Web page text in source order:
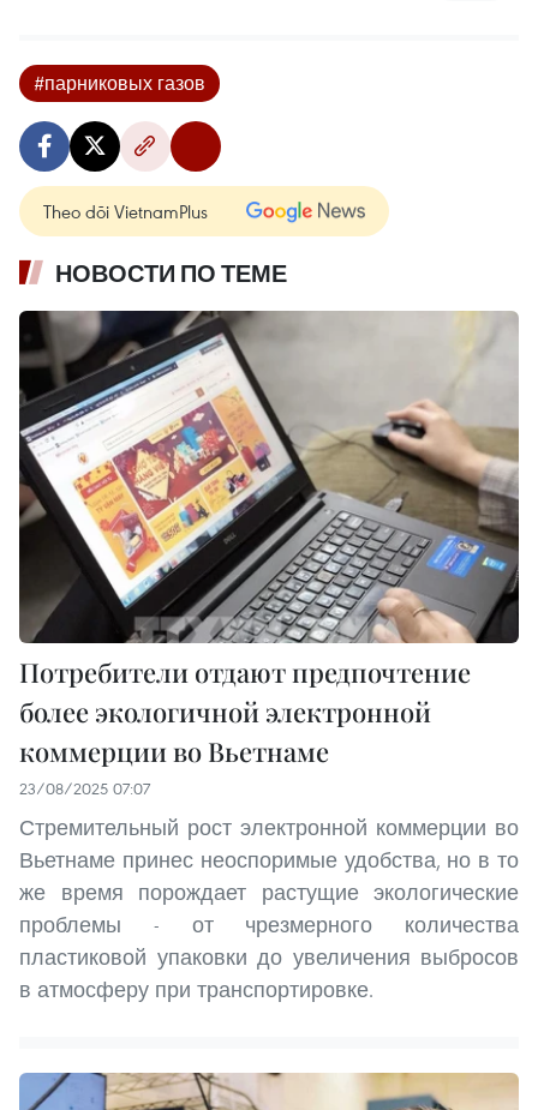
#парниковых газов
Theo dõi VietnamPlus
НОВОСТИ ПО ТЕМЕ
Потребители отдают предпочтение
более экологичной электронной
коммерции во Вьетнаме
23/08/2025 07:07
Стремительный рост электронной коммерции во
Вьетнаме принес неоспоримые удобства, но в то
же время порождает растущие экологические
проблемы - от чрезмерного количества
пластиковой упаковки до увеличения выбросов
в атмосферу при транспортировке.